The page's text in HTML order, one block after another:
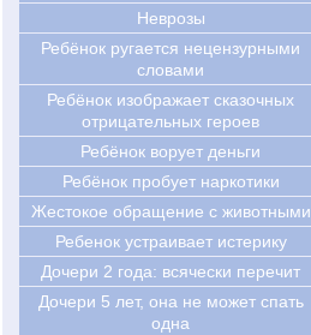
Неврозы
Ребёнок ругается нецензурными
словами
Ребёнок изображает сказочных
отрицательных героев
Ребёнок ворует деньги
Ребёнок пробует наркотики
Жестокое обращение с животными
Ребенок устраивает истерику
Дочери 2 года: всячески перечит
Дочери 5 лет, она не может спать
одна